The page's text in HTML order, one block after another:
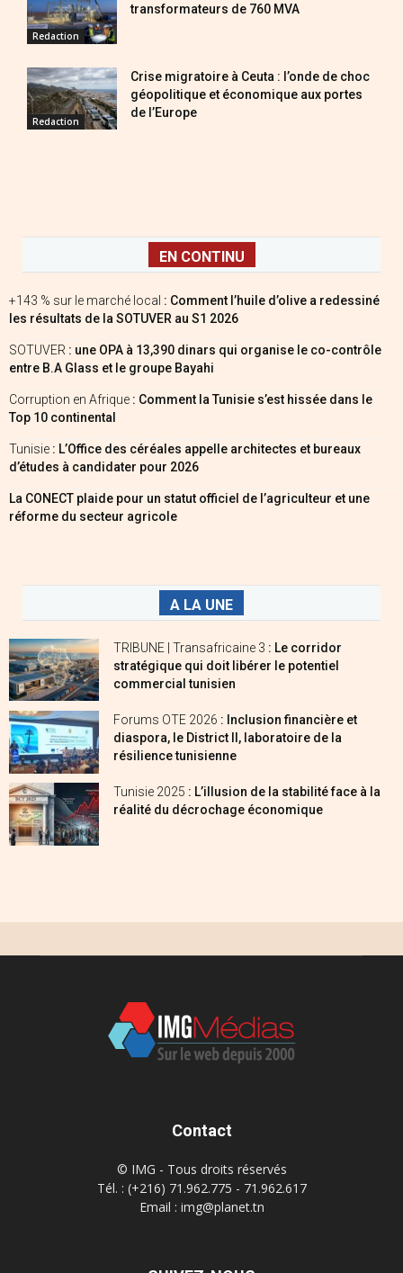
Redaction
transformateurs de 760 MVA
Redaction
Crise migratoire à Ceuta : l’onde de choc
géopolitique et économique aux portes
de l’Europe
EN CONTINU
+143 % sur le marché local : Comment l’huile d’olive a redessiné
les résultats de la SOTUVER au S1 2026
SOTUVER : une OPA à 13,390 dinars qui organise le co-contrôle
entre B.A Glass et le groupe Bayahi
Corruption en Afrique : Comment la Tunisie s’est hissée dans le
Top 10 continental
Tunisie : L’Office des céréales appelle architectes et bureaux
d’études à candidater pour 2026
La CONECT plaide pour un statut officiel de l’agriculteur et une
réforme du secteur agricole
A LA UNE
TRIBUNE | Transafricaine 3 : Le corridor
stratégique qui doit libérer le potentiel
commercial tunisien
Forums OTE 2026 : Inclusion financière et
diaspora, le District II, laboratoire de la
résilience tunisienne
Tunisie 2025 : L’illusion de la stabilité face à la
réalité du décrochage économique
Contact
© IMG - Tous droits réservés
Tél. : (+216) 71.962.775 - 71.962.617
Email : img@planet.tn